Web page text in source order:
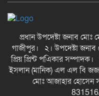
প্রধান উপদেষ্টা জনাব
গাজীপুর। ২। উপদেষ্টা জনাব
প্রিয় প্রিন্ট পএিকার
ইসলান (মানিক) এল এল বি জজ
মোঃ আজাহার হোসেন